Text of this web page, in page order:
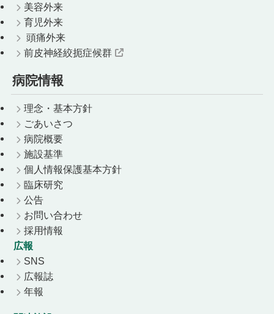
美容外来
育児外来
頭痛外来
前皮神経絞扼症候群
病院情報
理念・基本方針
ごあいさつ
病院概要
施設基準
個人情報保護基本方針
臨床研究
公告
お問い合わせ
採用情報
広報
SNS
広報誌
年報